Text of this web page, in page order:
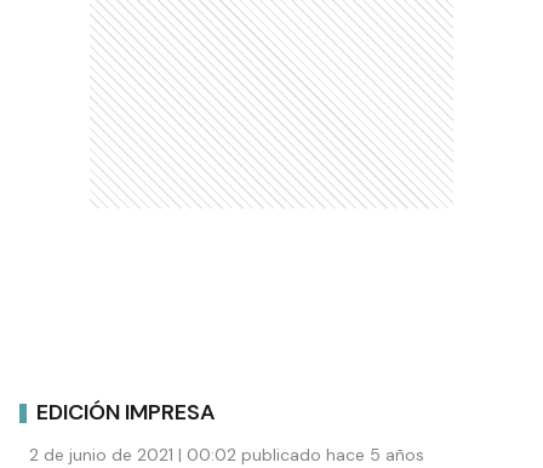
EDICIÓN IMPRESA
2 de junio de 2021 | 00:02 publicado hace 5 años